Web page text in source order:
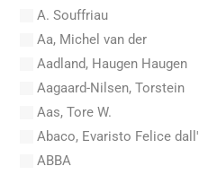
A. Souffriau
Aa, Michel van der
Aadland, Haugen Haugen
Aagaard-Nilsen, Torstein
Aas, Tore W.
Abaco, Evaristo Felice dall'
ABBA